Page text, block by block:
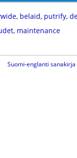
, belaid, putrify,
, maintenance
Suomi-englanti sanakirja